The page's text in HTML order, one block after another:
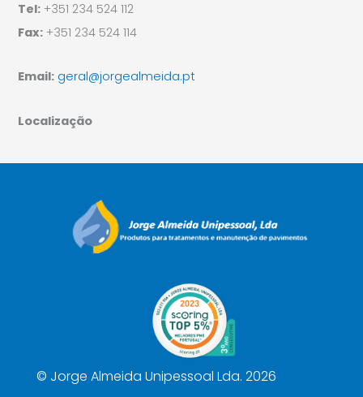
Tel: +351 234 524 112
Fax: +351 234 524 114
Email: geral@jorgealmeida.pt
Localização
© Jorge Almeida Unipessoal Lda. 2026